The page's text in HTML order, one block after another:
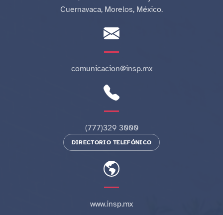
Cuernavaca, Morelos, México.
comunicacion@insp.mx
(777)329 3000
DIRECTORIO TELEFÓNICO
www.insp.mx